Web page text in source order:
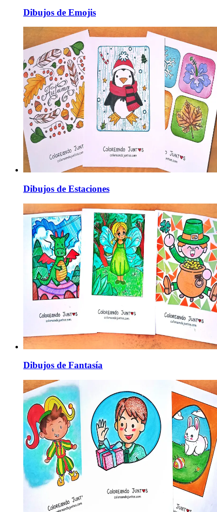
Dibujos de Emojis
Dibujos de Estaciones
Dibujos de Fantasía